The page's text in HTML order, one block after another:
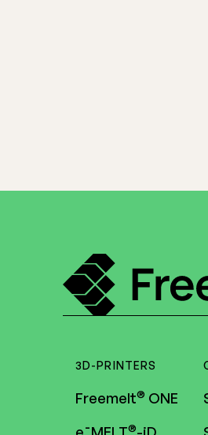
3D-PRINTERS
Freemelt® ONE
e¯MELT®-iD